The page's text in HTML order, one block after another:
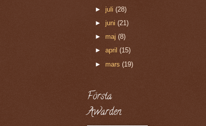
► juli(28)
►juni(21)
► maj(8)
►april(15)
► mars(19)
Första
Awarden